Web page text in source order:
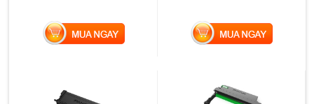
MUA NGAY MUA NGAY